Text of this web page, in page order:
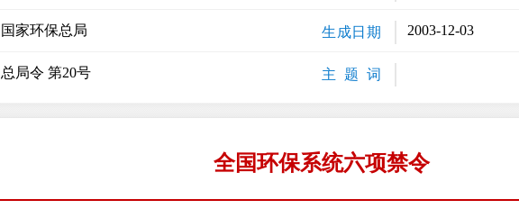
国家环保总局 生成日期 2003-12-03
总局令 第20号 主 题 词
全国环保系统六项禁令